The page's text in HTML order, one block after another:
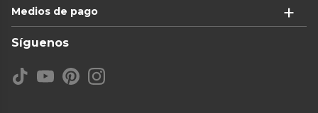
Medios de pago
Síguenos